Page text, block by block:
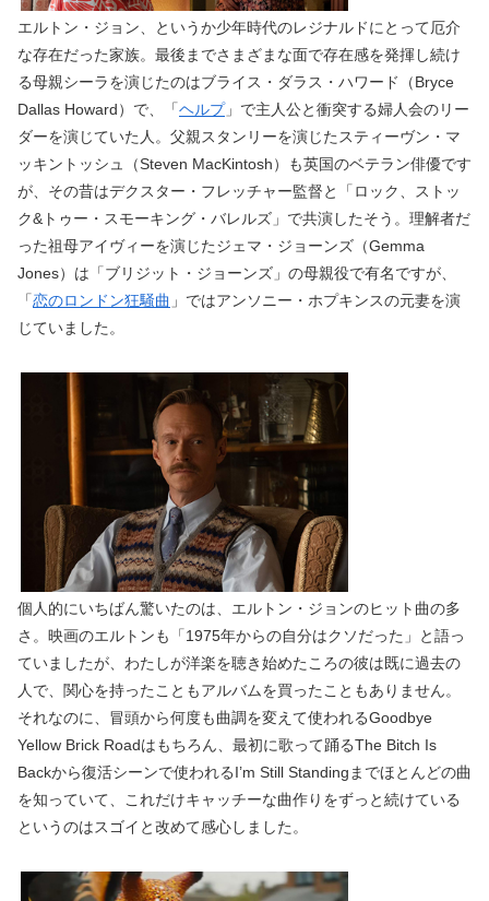
エルトン・ジョン、というか少年時代のレジナルドにとって厄介
な存在だった家族。最後までさまざまな面で存在感を発揮し続け
る母親シーラを演じたのはブライス・ダラス・ハワード（Bryce
Dallas Howard）で、「ヘルプ」で主人公と衝突する婦人会のリー
ダーを演じていた人。父親スタンリーを演じたスティーヴン・マ
ッキントッシュ（Steven MacKintosh）も英国のベテラン俳優です
が、その昔はデクスター・フレッチャー監督と「ロック、ストッ
ク&トゥー・スモーキング・バレルズ」で共演したそう。理解者だ
った祖母アイヴィーを演じたジェマ・ジョーンズ（Gemma
Jones）は「ブリジット・ジョーンズ」の母親役で有名ですが、
「恋のロンドン狂騒曲 」ではアンソニー・ホプキンスの元妻を演
じていました。
個人的にいちばん驚いたのは、エルトン・ジョンのヒット曲の多
さ。映画のエルトンも「1975年からの自分はクソだった」と語っ
ていましたが、わたしが洋楽を聴き始めたころの彼は既に過去の
人で、関心を持ったこともアルバムを買ったこともありません。
それなのに、冒頭から何度も曲調を変えて使われるGoodbye
Yellow Brick Roadはもちろん、最初に歌って踊るThe Bitch Is
Backから復活シーンで使われるI’m Still Standingまでほとんどの曲
を知っていて、これだけキャッチーな曲作りをずっと続けている
というのはスゴイと改めて感心しました。